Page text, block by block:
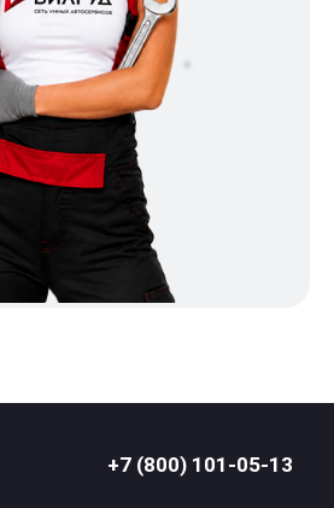
+7 (800) 101-05-13